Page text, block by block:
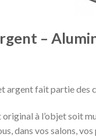
–
fait partie des
à l’objet soit
dans vos salons,